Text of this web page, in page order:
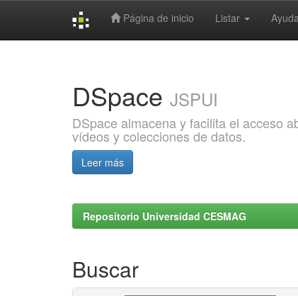
Página de inicio Listar
DSpace JSPUI
DSpace almacena y facilita el acceso
vídeos y colecciones de datos.
Leer más
Repositorio Universidad CESMAG
Buscar